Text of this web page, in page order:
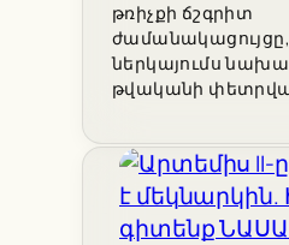
թռիչքի ճշգրիտ
ժամանակացույցը,
ներկայումս
թվականի